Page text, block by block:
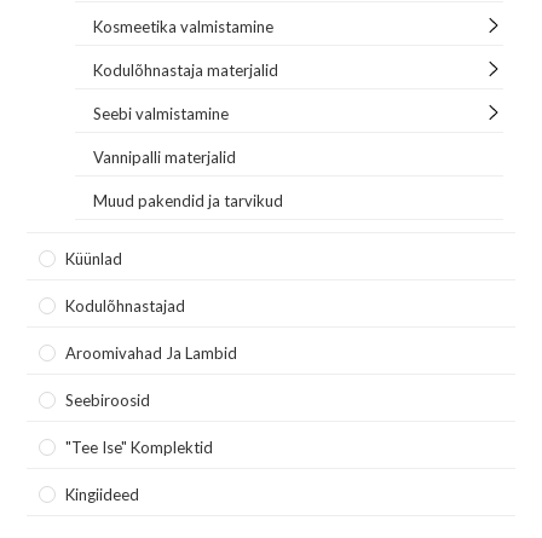
Kosmeetika valmistamine
Kodulõhnastaja materjalid
Seebi valmistamine
Vannipalli materjalid
Muud pakendid ja tarvikud
Küünlad
Kodulõhnastajad
Aroomivahad Ja Lambid
Seebiroosid
"Tee Ise" Komplektid
Kingiideed